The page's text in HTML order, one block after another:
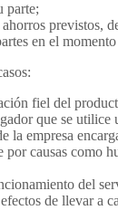
parte;
en el
fiel del
que se utilice
empresa
causas como
del
de llevar a